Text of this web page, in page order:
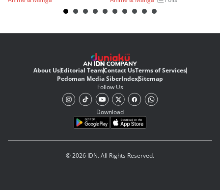
About UsEditorial TeamContact UsTerms of Services
Pedoman Media SiberIndexSitemap
Follow Us
Download
© 2026 IDN. All Rights Reserved.